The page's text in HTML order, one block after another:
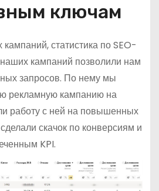
ключам
статистика по SEO-
кампаний позволили нам
запросов. По нему мы
рекламную кампанию на
работу с ней на повышенных
скачок по конверсиям и
KPI.